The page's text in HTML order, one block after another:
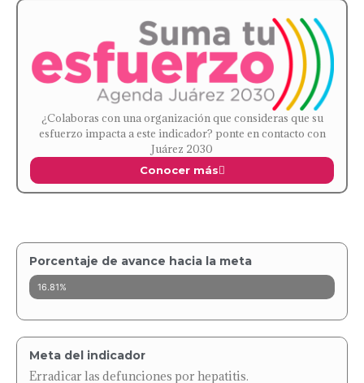
Porcentaje de avance hacia la meta
16.81%
Meta del indicador
Erradicar las defunciones por hepatitis.
¿Colaboras con una organización que consideras que su
esfuerzo impacta a este indicador? ponte en contacto con
Juárez 2030
Conocer más